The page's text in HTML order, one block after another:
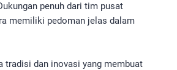
penuh dari tim pusat
memiliki pedoman jelas dalam
tradisi dan inovasi yang membuat